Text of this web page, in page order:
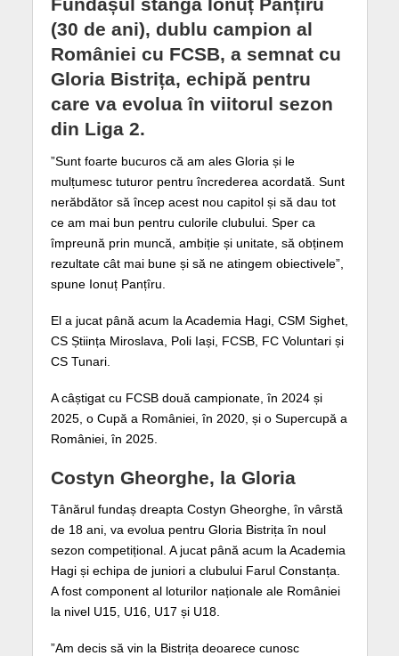
Fundașul stânga Ionuț Panțîru
(30 de ani), dublu campion al
României cu FCSB, a semnat cu
Gloria Bistrița, echipă pentru
care va evolua în viitorul sezon
din Liga 2.
”Sunt foarte bucuros că am ales Gloria și le
mulțumesc tuturor pentru încrederea acordată. Sunt
nerăbdător să încep acest nou capitol și să dau tot
ce am mai bun pentru culorile clubului. Sper ca
împreună prin muncă, ambiție și unitate, să obținem
rezultate cât mai bune și să ne atingem obiectivele”,
spune Ionuț Panțîru.
El a jucat până acum la Academia Hagi, CSM Sighet,
CS Știința Miroslava, Poli Iași, FCSB, FC Voluntari și
CS Tunari.
A câștigat cu FCSB două campionate, în 2024 și
2025, o Cupă a României, în 2020, și o Supercupă a
României, în 2025.
Costyn Gheorghe, la Gloria
Tânărul fundaș dreapta Costyn Gheorghe, în vârstă
de 18 ani, va evolua pentru Gloria Bistrița în noul
sezon competițional. A jucat până acum la Academia
Hagi și echipa de juniori a clubului Farul Constanța.
A fost component al loturilor naționale ale României
la nivel U15, U16, U17 și U18.
”Am decis să vin la Bistrița deoarece cunosc